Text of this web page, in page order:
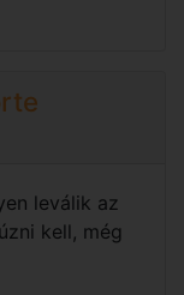
leválik az
kell, még